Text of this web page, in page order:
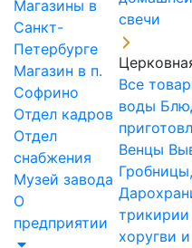
Магазины в
Санкт-
Петербурге
Магазин в п.
Софрино
Отдел кадров
Отдел
снабжения
Музей завода
О
предприятии
свечи
Все
воды
Венцы
трикирии
хоругви